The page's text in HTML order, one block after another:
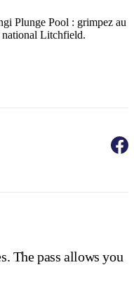
Plunge Pool : grimpez au
national Litchfield.
The pass allows you